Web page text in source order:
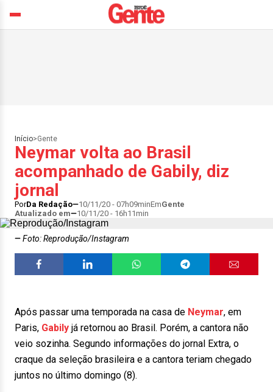
Início>Gente
Neymar volta ao Brasil
acompanhado de Gabily, diz
jornal
PorDa Redação 10/11/20 - 07h09minEmGente
Atualizado em
10/11/20 - 16h11min
Foto: Reprodução/Instagram
Após passar uma temporada na casa de Neymar, em
Paris, Gabily já retornou ao Brasil. Porém, a cantora não
veio sozinha. Segundo informações do jornal Extra, o
craque da seleção brasileira e a cantora teriam chegado
juntos no último domingo (8).